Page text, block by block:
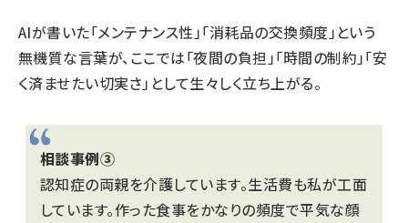
AIが書いた「メンテナンス性」「消耗品の交換頻度」という
無機質な言葉が、ここでは「夜間の負担」「時間の制約」「安
く済ませたい切実さ」として生々しく立ち上がる。
相談事例③
認知症の両親を介護しています。生活費も私が工面
しています。作った食事をかなりの頻度で平気な顔